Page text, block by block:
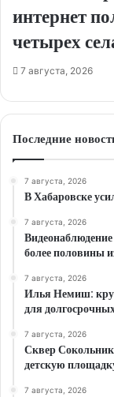
интернет
четырех
7 августа, 2026
Последние
7 августа, 2026
В Хабаровске
7 августа, 2026
более половины
7 августа, 2026
Илья Немиш:
для
7 августа, 2026
Сквер
детскую
7 августа, 2026